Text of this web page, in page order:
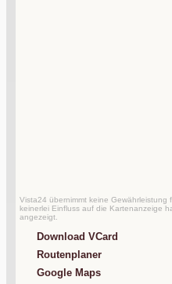
Vista24 übernimmt keine
keinerlei Einfluss auf die Kartenanzeige
angezeigt.
Download VCard
Routenplaner
Google Maps